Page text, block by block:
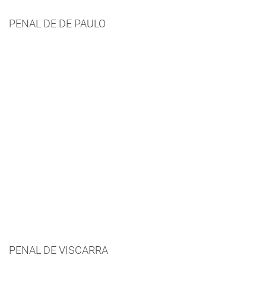
PENAL DE DE PAULO
PENAL DE VISCARRA